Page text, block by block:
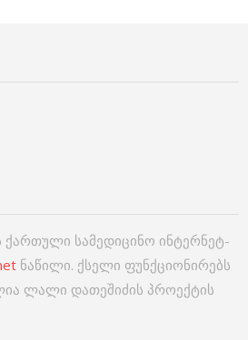
ქართული სამედიცინო ინტერნეტ-
ნაწილი. ქსელი ფუნქციონირებს
ლალი დათეშიძის პროექტის